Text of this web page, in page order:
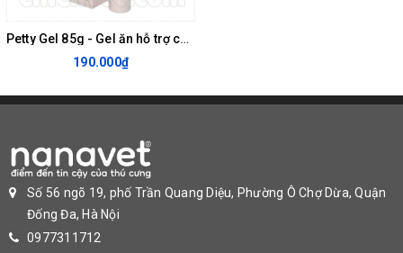
Petty Gel 85g - Gel ăn hỗ trợ chức năng gan, cung cấp vitamin
190.000₫
Số 56 ngõ 19, phố Trần Quang Diệu, Phường Ô Chợ Dừa, Quận
Đống Đa, Hà Nội
0977311712